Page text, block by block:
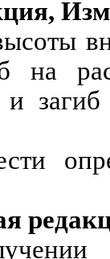
на
и загиб
ред